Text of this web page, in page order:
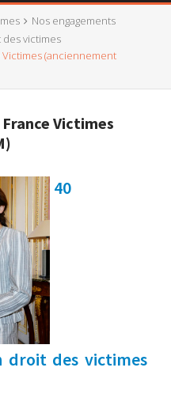
Nos engagements
victimes
(anciennement
Victimes
40
droit des victimes